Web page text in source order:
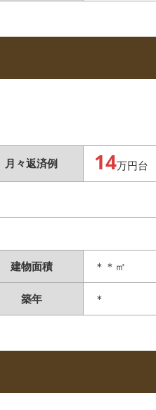
月々返済例 14万円台
建物面積 ＊＊㎡
築年 ＊